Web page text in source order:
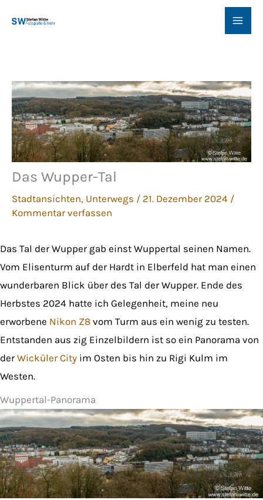
Inhalt
Das Wupper-Tal
Stadtansichten, Unterwegs / 21. Dezember 2024 /
Kommentar verfassen
Das Tal der Wupper gab einst Wuppertal seinen Namen.
Vom Elisenturm auf der Hardt in Elberfeld hat man einen
wunderbaren Blick über des Tal der Wupper. Ende des
Herbstes 2024 hatte ich Gelegenheit, meine neu
erworbene Nikon Z8 vom Turm aus ein wenig zu testen.
Entstanden aus zig Einzelbildern ist so ein Panorama von
derWicküler City im Osten bis hin zu Rigi Kulm im
Westen.
Wuppertal-Panorama